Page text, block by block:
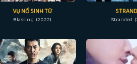
VỤ NỔ SINH TỬ
Blasting (2022) Stranded